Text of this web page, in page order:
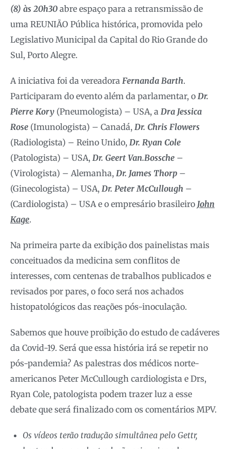
(8) às 20h30 abre espaço para a retransmissão de
uma REUNIÃO Pública histórica, promovida pelo
Legislativo Municipal da Capital do Rio Grande do
Sul, Porto Alegre.
A iniciativa foi da vereadora Fernanda Barth.
Participaram do evento além da parlamentar, o Dr.
Pierre Kory (Pneumologista) – USA, a Dra Jessica
Rose (Imunologista) – Canadá, Dr. Chris Flowers
(Radiologista) – Reino Unido, Dr. Ryan Cole
(Patologista) – USA, Dr. Geert Van.Bossche –
(Virologista) – Alemanha, Dr. James Thorp –
(Ginecologista) – USA, Dr. Peter McCullough –
(Cardiologista) – USA e o empresário brasileiro John
Kage.
Na primeira parte da exibição dos painelistas mais
conceituados da medicina sem conflitos de
interesses, com centenas de trabalhos publicados e
revisados por pares, o foco será nos achados
histopatológicos das reações pós-inoculação.
Sabemos que houve proibição do estudo de cadáveres
da Covid-19. Será que essa história irá se repetir no
pós-pandemia? As palestras dos médicos norte-
americanos Peter McCullough cardiologista e Drs,
Ryan Cole, patologista podem trazer luz a esse
debate que será finalizado com os comentários MPV.
Os vídeos terão tradução simultânea pelo Gettr,